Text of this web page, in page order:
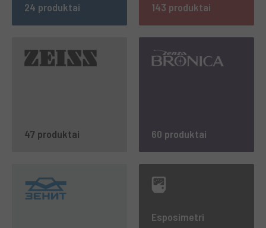
24 produktai 143 produktai
47 produktai 60 produktai
Esposimetri